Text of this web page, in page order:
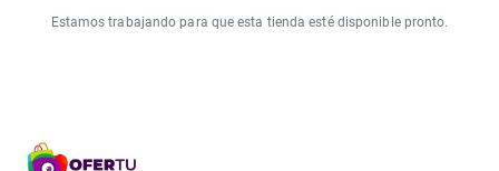
Estamos trabajando para que esta tienda esté disponible pronto.